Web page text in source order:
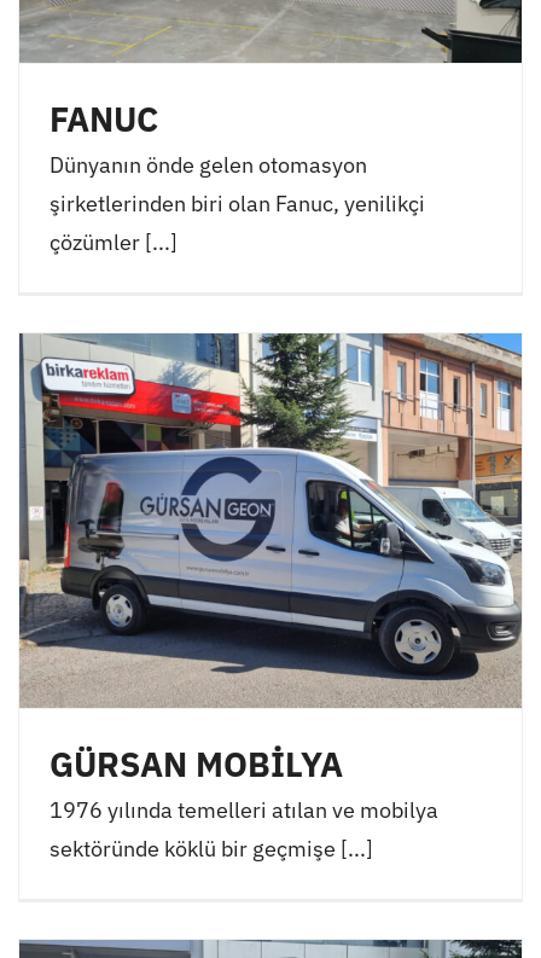
FANUC
Dünyanın önde gelen otomasyon
şirketlerinden biri olan Fanuc, yenilikçi
çözümler [...]
GÜRSAN MOBİLYA
1976 yılında temelleri atılan ve mobilya
sektöründe köklü bir geçmişe [...]